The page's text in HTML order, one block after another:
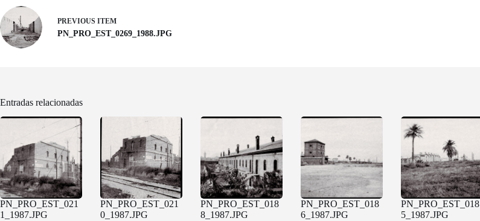
PREVIOUS ITEM
PN_PRO_EST_0269_1988.JPG
Entradas relacionadas
PN_PRO_EST_021
1_1987.JPG
PN_PRO_EST_021
0_1987.JPG
PN_PRO_EST_018
8_1987.JPG
PN_PRO_EST_018
6_1987.JPG
PN_PRO_EST_018
5_1987.JPG